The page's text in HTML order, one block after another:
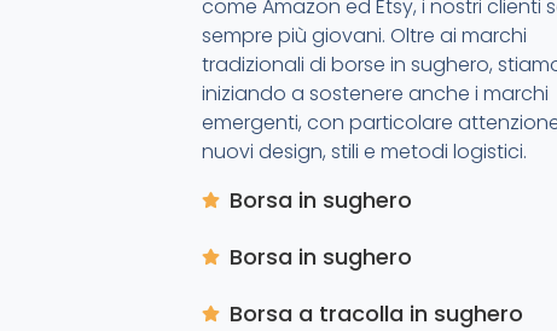
come Amazon ed Etsy, i nostri clienti
sempre più giovani. Oltre ai marchi
tradizionali di borse in sughero,
iniziando a sostenere anche i marchi
emergenti, con particolare
nuovi design, stili e metodi logistici.
Borsa in sughero
Borsa in sughero
Borsa a tracolla in sughero